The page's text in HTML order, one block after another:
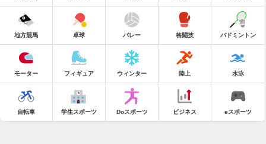
地方競馬 卓球 バレー 格闘技 バドミントン
モーター フィギュア ウィンター 陸上 水泳
自転車 学生スポーツ Doスポーツ ビジネス eスポーツ